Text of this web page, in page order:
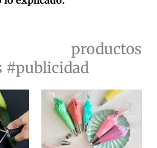
productos
#publicidad